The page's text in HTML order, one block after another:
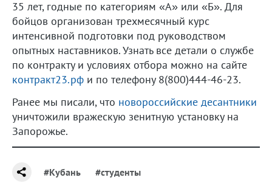
35 лет, годные по категориям «А» или «Б». Для
бойцов организован трехмесячный курс
интенсивной подготовки под руководством
опытных наставников. Узнать все детали о службе
по контракту и условиях отбора можно на сайте
контракт23.рф и по телефону 8(800)444-46-23.
Ранее мы писали, что новороссийские десантники
уничтожили вражескую зенитную установку на
Запорожье.
#Кубань #студенты